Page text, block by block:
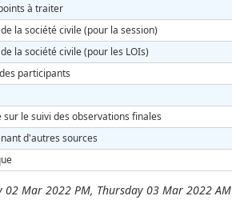
à traiter
la société civile (pour la session)
la société civile (pour les LOIs)
participants
le suivi des observations finales
d'autres sources
02 Mar 2022 PM, Thursday 03 Mar 2022 AM